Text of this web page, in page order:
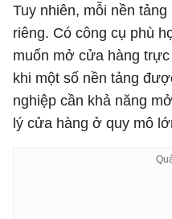
Tuy nhiên, mỗi nền
riêng. Có công cụ phù
muốn mở cửa hàng
khi một số nền tảng
nghiệp cần khả năng
lý cửa hàng ở quy mô